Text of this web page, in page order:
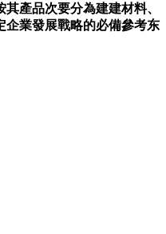
產品次要分為建建材料、
企業發展戰略的必備參考东